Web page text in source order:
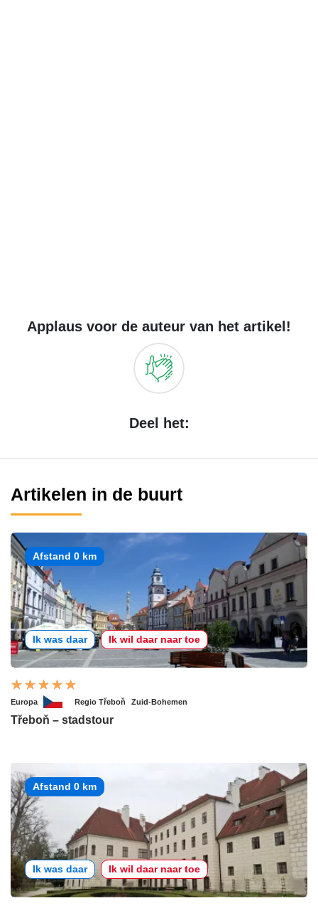
Applaus voor de auteur van het artikel!
Deel het:
Artikelen in de buurt
Afstand 0 km
Ik was daar Ik wil daar naar toe
Europa Regio Třeboň Zuid-Bohemen
Třeboň – stadstour
Afstand 0 km
Ik was daar Ik wil daar naar toe